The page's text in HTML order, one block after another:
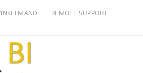
REMOTE SUPPORT